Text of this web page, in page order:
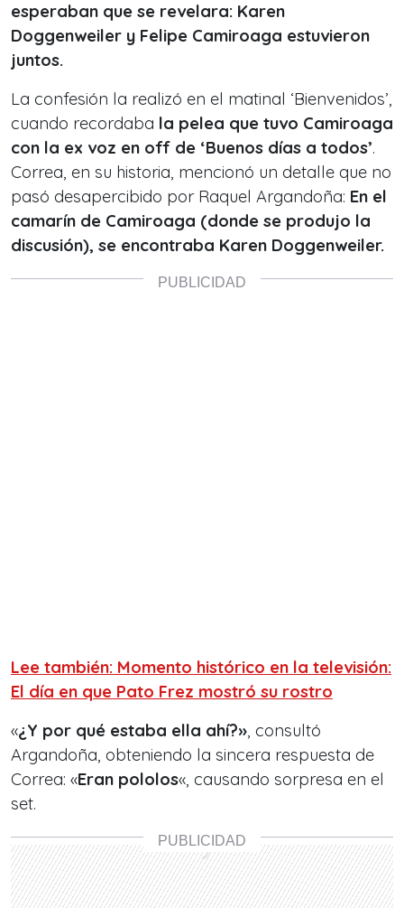
esperaban que se revelara: Karen
Doggenweiler y Felipe Camiroaga estuvieron
juntos.
La confesión la realizó en el matinal ‘Bienvenidos’,
cuando recordaba la pelea que tuvo Camiroaga
con la ex voz en off de ‘Buenos días a todos’.
Correa, en su historia, mencionó un detalle que no
pasó desapercibido por Raquel Argandoña: En el
camarín de Camiroaga (donde se produjo la
discusión), se encontraba Karen Doggenweiler.
Lee también: Momento histórico en la televisión:
El día en que Pato Frez mostró su rostro
«¿Y por qué estaba ella ahí?», consultó
Argandoña, obteniendo la sincera respuesta de
Correa: «Eran pololos«, causando sorpresa en el
set.